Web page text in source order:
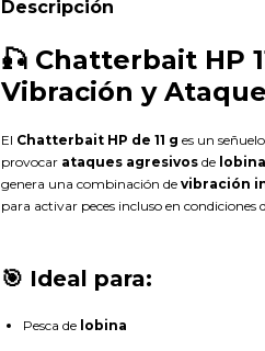
Descripción
🎣 Chatterbait HP
Vibración y
El Chatterbait HP de 11 g es un
provocar ataques agresivos de
genera una combinación de vibración
para activar peces incluso en condiciones
🎯 Ideal para:
Pesca de lobina